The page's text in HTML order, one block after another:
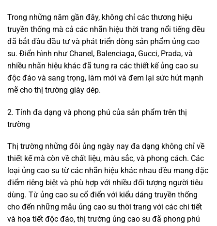
Trong những năm gần đây, không chỉ các thương hiệu
truyền thống mà cả các nhãn hiệu thời trang nổi tiếng đều
đã bắt đầu đầu tư và phát triển dòng sản phẩm ủng cao
su. Điển hình như Chanel, Balenciaga, Gucci, Prada, và
nhiều nhãn hiệu khác đã tung ra các thiết kế ủng cao su
độc đáo và sang trọng, làm mới và đem lại sức hút mạnh
mẽ cho thị trường giày dép.
2. Tính đa dạng và phong phú của sản phẩm trên thị
trường
Thị trường những đôi ủng ngày nay đa dạng không chỉ về
thiết kế mà còn về chất liệu, màu sắc, và phong cách. Các
loại ủng cao su từ các nhãn hiệu khác nhau đều mang đặc
điểm riêng biệt và phù hợp với nhiều đối tượng người tiêu
dùng. Từ ủng cao su cổ điển với kiểu dáng truyền thống
cho đến những mẫu ủng cao su thời trang với các chi tiết
và họa tiết độc đáo, thị trường ủng cao su đã phong phú